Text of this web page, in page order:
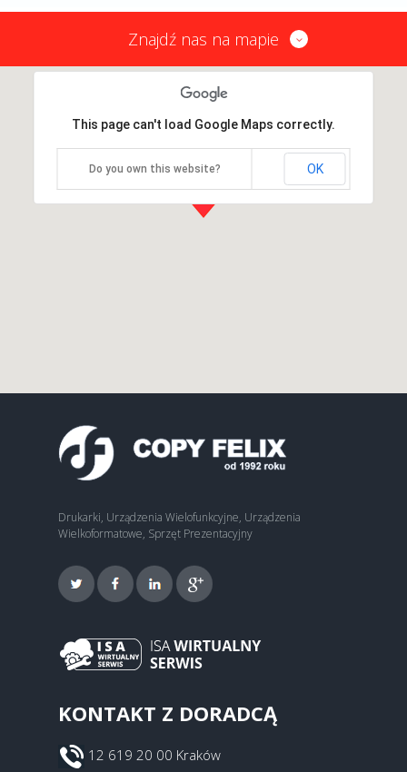
Znajdź nas na mapie
This page can't load Google Maps correctly.
Do you own this website? OK
Drukarki, Urządzenia Wielofunkcyjne, Urządzenia
Wielkoformatowe, Sprzęt Prezentacyjny
KONTAKT Z DORADCĄ
12 619 20 00 Kraków